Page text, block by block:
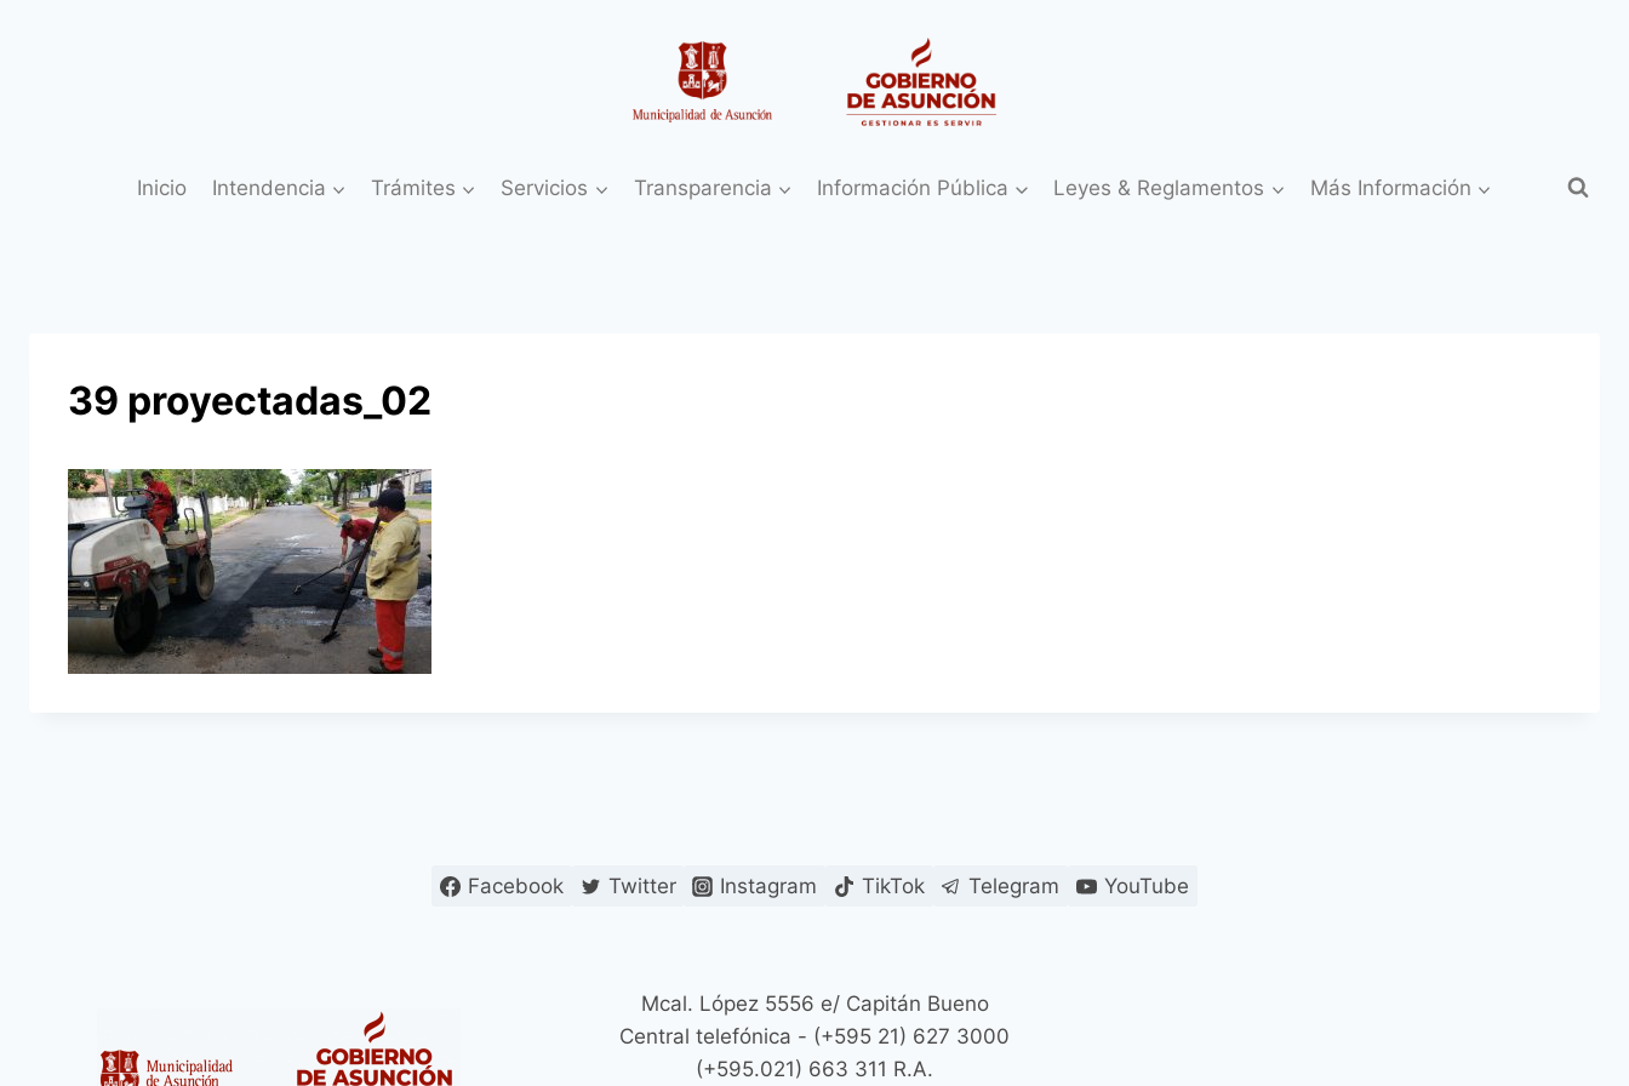
Inicio Intendencia Trámites Servicios Transparencia Información Pública Leyes & Reglamentos Más Información
39 proyectadas_02
Facebook Twitter Instagram TikTok Telegram YouTube
Mcal. López 5556 e/ Capitán Bueno
Central telefónica - (+595 21) 627 3000
(+595.021) 663 311 R.A.